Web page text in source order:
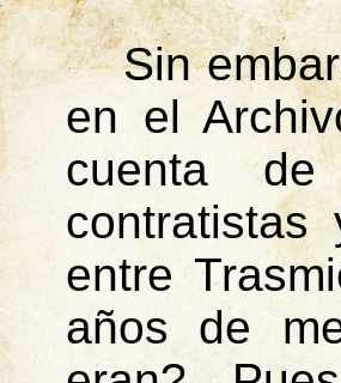
Sin
en el
cuenta
contratistas
entre
años de